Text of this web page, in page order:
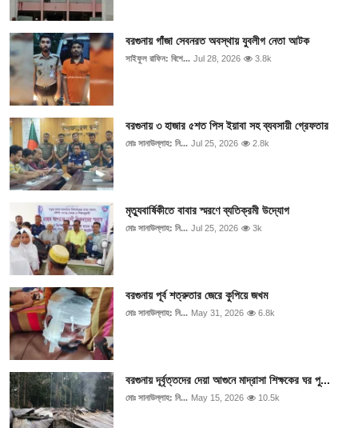
বরগুনায় গাঁজা সেবনরত অবস্থায় যুবলীগ নেতা আটক
সাইফুল রাফিন: বিশে... Jul 28, 2026 3.8k
বরগুনায় ৩ হাজার ৫শত পিস ইয়াবা সহ ব্যবসায়ী গ্রেফতার
মোঃ সানাউল্লাহ: নি... Jul 25, 2026 2.8k
মৃত্যুবার্ষিকীতে বাবার স্মরণে ব্যতিক্রমী উদ্যোগ
মোঃ সানাউল্লাহ: নি... Jul 25, 2026 3k
বরগুনায় পূর্ব শত্রুতার জেরে কুপিয়ে জখম
মোঃ সানাউল্লাহ: নি... May 31, 2026 6.8k
বরগুনায় দূর্বৃত্তদের দেয়া আগুনে মাদ্রাসা শিক্ষকের ঘর পু...
মোঃ সানাউল্লাহ: নি... May 15, 2026 10.5k